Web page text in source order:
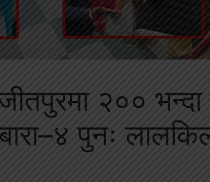
२०० भन्दा
पुनः